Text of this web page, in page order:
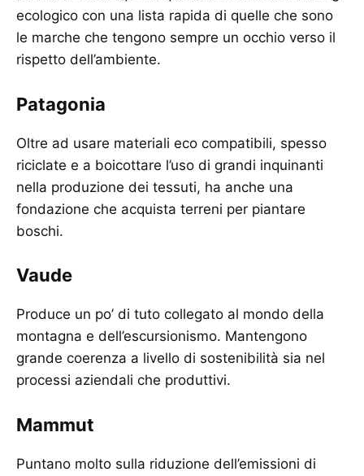
ecologico con una lista rapida di quelle che sono
le marche che tengono sempre un occhio verso il
rispetto dell’ambiente.
Patagonia
Oltre ad usare materiali eco compatibili, spesso
riciclate e a boicottare l’uso di grandi inquinanti
nella produzione dei tessuti, ha anche una
fondazione che acquista terreni per piantare
boschi.
Vaude
Produce un po’ di tuto collegato al mondo della
montagna e dell’escursionismo. Mantengono
grande coerenza a livello di sostenibilità sia nel
processi aziendali che produttivi.
Mammut
Puntano molto sulla riduzione dell’emissioni di